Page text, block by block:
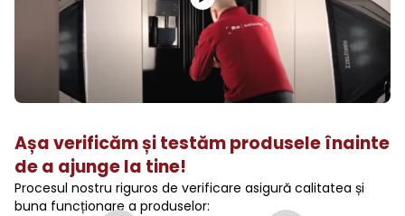
Așa verificăm și testăm produsele înainte
de a ajunge la tine!
Procesul nostru riguros de verificare asigură calitatea și
buna funcționare a produselor: